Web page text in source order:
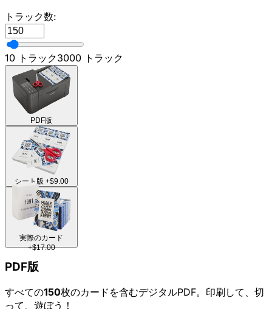
トラック数:
10 トラック3000 トラック
PDF版
シート版 +$9.00
実際のカード
+$17.00
PDF版
すべての150枚のカードを含むデジタルPDF。印刷して、切
って、遊ぼう！